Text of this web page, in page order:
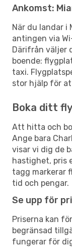
Ankomst:
När du landar i
antingen via
Därifrån väljer
boende:
taxi.
stor hjälp för
Boka ditt
Att hitta och
Ange bara
visar vi dig de
hastighet, pris
tagg markerar
tid och pengar.
Se upp för
Priserna kan
begränsad
fungerar för